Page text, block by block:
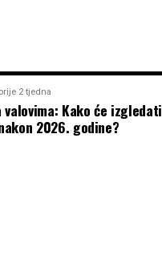
prije 2 tjedna
valovima: Kako će izgledati
2026. godine?